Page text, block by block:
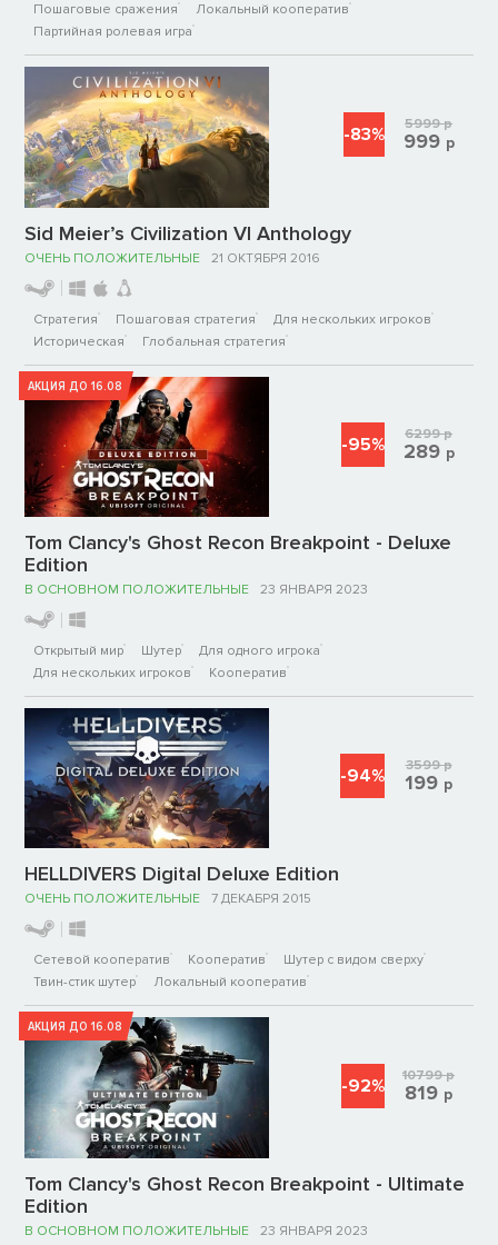
Пошаговые сражения
Локальный кооператив
Партийная ролевая игра
Sid Meier’s Civilization VI Anthology
ОЧЕНЬ ПОЛОЖИТЕЛЬНЫЕ 21 ОКТЯБРЯ 2016
Стратегия Пошаговая стратегия
Для нескольких игроков
Историческая
Глобальная стратегия
-83% 5999р
999 р
АКЦИЯ ДО 16.08
Tom Clancy's Ghost Recon Breakpoint - Deluxe
Edition
В ОСНОВНОМ ПОЛОЖИТЕЛЬНЫЕ 23 ЯНВАРЯ 2023
Открытый мир Шутер
Для одного игрока
Для нескольких игроков
Кооператив
-95% 6299р
289 р
HELLDIVERS Digital Deluxe Edition
ОЧЕНЬ ПОЛОЖИТЕЛЬНЫЕ 7 ДЕКАБРЯ 2015
Сетевой кооператив Кооператив
Шутер с видом сверху
Твин-стик шутер
Локальный кооператив
-94% 3599р
199 р
АКЦИЯ ДО 16.08
Tom Clancy's Ghost Recon Breakpoint - Ultimate
Edition
В ОСНОВНОМ ПОЛОЖИТЕЛЬНЫЕ 23 ЯНВАРЯ 2023
-92% 10799р
819 р